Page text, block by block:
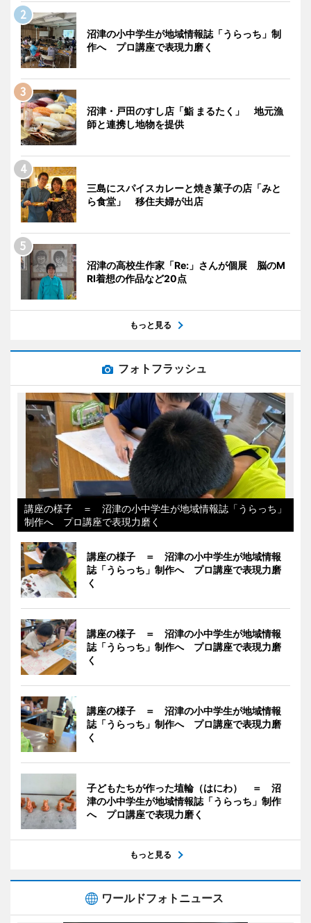
沼津の小中学生が地域情報誌「うらっち」制
作へ プロ講座で表現力磨く
沼津・戸田のすし店「鮨 まるたく」 地元漁
師と連携し地物を提供
三島にスパイスカレーと焼き菓子の店「みと
ら食堂」 移住夫婦が出店
沼津の高校生作家「Re:」さんが個展 脳のM
RI着想の作品など20点
もっと見る
フォトフラッシュ
講座の様子 ＝ 沼津の小中学生が地域情報誌「うらっち」
制作へ プロ講座で表現力磨く
講座の様子 ＝ 沼津の小中学生が地域情報
誌「うらっち」制作へ プロ講座で表現力磨
く
講座の様子 ＝ 沼津の小中学生が地域情報
誌「うらっち」制作へ プロ講座で表現力磨
く
講座の様子 ＝ 沼津の小中学生が地域情報
誌「うらっち」制作へ プロ講座で表現力磨
く
子どもたちが作った埴輪（はにわ） ＝ 沼
津の小中学生が地域情報誌「うらっち」制作
へ プロ講座で表現力磨く
もっと見る
ワールドフォトニュース